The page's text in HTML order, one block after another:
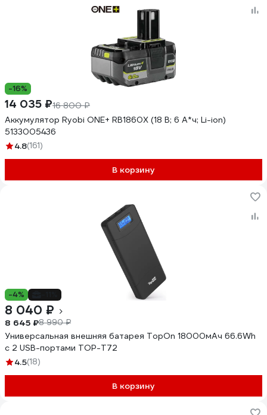
-16%
14 035 ₽16 800 ₽
Аккумулятор Ryobi ONE+ RB1860X (18 В; 6 А*ч; Li-ion)
5133005436
4.8(161)
В корзину
-4%
8 040 ₽
8 645 ₽8 990 ₽
Универсальная внешняя батарея TopOn 18000мАч 66.6Wh
с 2 USB-портами TOP-T72
4.5(18)
В корзину